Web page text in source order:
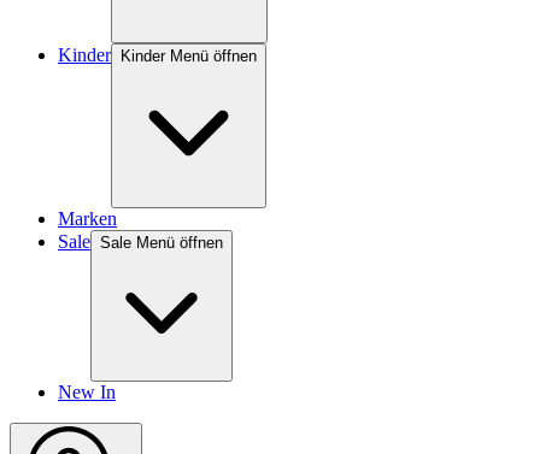
Kinder Kinder Menü öffnen
Marken
Sale Sale Menü öffnen
New In